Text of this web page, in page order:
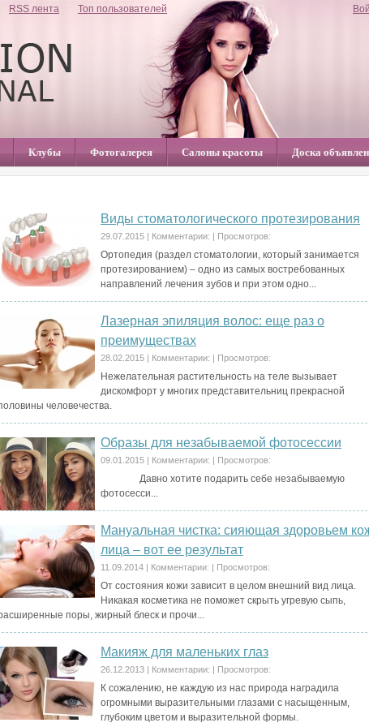
RSS лента Топ пользователей
Клубы Фотогалерея Салоны красоты Доска
Виды стоматологического протезирования
29.07.2015 | Комментарии: | Просмотров:
Ортопедия (раздел стоматологии, который занимается
протезированием) – одно из самых востребованных
направлений лечения зубов и при этом одно...
Лазерная эпиляция волос: еще раз о
преимуществах
28.02.2015 | Комментарии: | Просмотров:
Нежелательная растительность на теле вызывает
дискомфорт у многих представительниц прекрасной
человечества.
Образы для незабываемой фотосессии
09.01.2015 | Комментарии: | Просмотров:
Давно хотите подарить себе незабываемую
фотосесси...
Мануальная чистка: сияющая здоровьем
лица – вот ее результат
11.09.2014 | Комментарии: | Просмотров:
От состояния кожи зависит в целом внешний вид лица.
Никакая косметика не поможет скрыть угревую сыпь,
поры, жирный блеск и прочи...
Макияж для маленьких глаз
26.12.2013 | Комментарии: | Просмотров:
К сожалению, не каждую из нас природа наградила
огромными выразительными глазами с насыщенным,
глубоким цветом и выразительной формы.